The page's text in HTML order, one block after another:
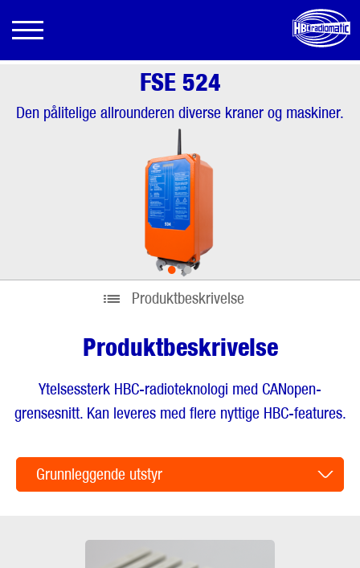
FSE 524
Den pålitelige allrounderen diverse kraner og maskiner.
••
Produktbeskrivelse
Produktbeskrivelse
Ytelsessterk HBC-radioteknologi med CANopen-
grensesnitt. Kan leveres med flere nyttige HBC-features.
Grunnleggende utstyr